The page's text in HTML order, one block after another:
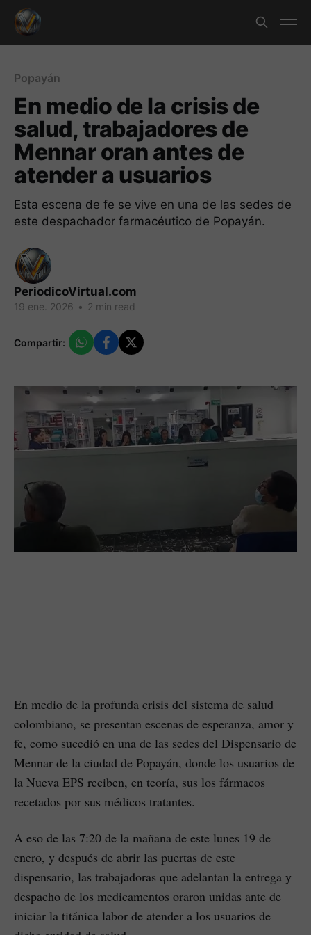
Popayán
En medio de la crisis de
salud, trabajadores de
Mennar oran antes de
atender a usuarios
Esta escena de fe se vive en una de las sedes de
este despachador farmacéutico de Popayán.
PeriodicoVirtual.com
19 ene. 2026 • 2 min read
Compartir:
En medio de la profunda crisis del sistema de salud
colombiano, se presentan escenas de esperanza, amor y
fe, como sucedió en una de las sedes del Dispensario de
Mennar de la ciudad de Popayán, donde los usuarios de
la Nueva EPS reciben, en teoría, sus los fármacos
recetados por sus médicos tratantes.
A eso de las 7:20 de la mañana de este lunes 19 de
enero, y después de abrir las puertas de este
dispensario, las trabajadoras que adelantan la entrega y
despacho de los medicamentos oraron unidas ante de
iniciar la titánica labor de atender a los usuarios de